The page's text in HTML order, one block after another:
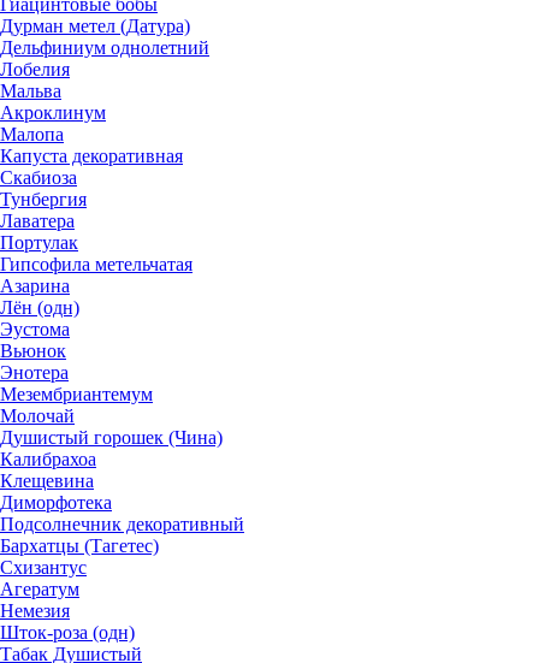
Гиацинтовые бобы
Дурман метел (Датура)
Дельфиниум однолетний
Лобелия
Мальва
Акроклинум
Малопа
Капуста декоративная
Скабиоза
Тунбергия
Лаватера
Портулак
Гипсофила метельчатая
Азарина
Лён (одн)
Эустома
Вьюнок
Энотера
Мезембриантемум
Молочай
Душистый горошек (Чина)
Калибрахоа
Клещевина
Диморфотека
Подсолнечник декоративный
Бархатцы (Тагетес)
Схизантус
Агератум
Немезия
Шток-роза (одн)
Табак Душистый